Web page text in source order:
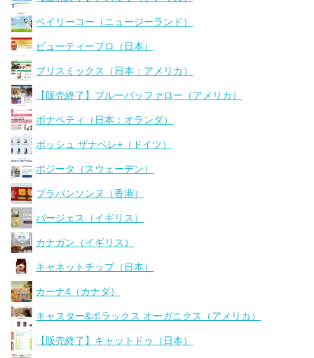
ベイリーコー（ニュージーランド）
ビューティープロ（日本）
ブリスミックス（日本：アメリカ）
【販売終了】ブルーバッファロー（アメリカ）
ボナペティ（日本：オランダ）
ボッシュ ザナベレ+（ドイツ）
ボジータ（スウェーデン）
ブラバンソンヌ（香港）
バージェス（イギリス）
カナガン（イギリス）
キャネットチップ（日本）
カーナ4（カナダ）
キャスター&ポラックス オーガニクス（アメリカ）
【販売終了】キャットドゥ（日本）